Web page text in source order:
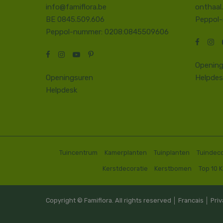
info@famiflora.be
BE 0845.509.606
Peppol-nummer: 0208:0845509606
Openingsuren
Helpdesk
Tuincentrum Kamerplanten Tuinplanten
Kerstdecoratie Kerstbomen Top 10
Copyright © Famiflora. All rights reserved │ Francais